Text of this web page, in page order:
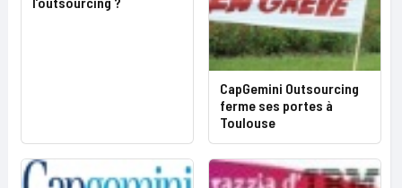
CapGemini Outsourcing
ferme ses portes à
Toulouse